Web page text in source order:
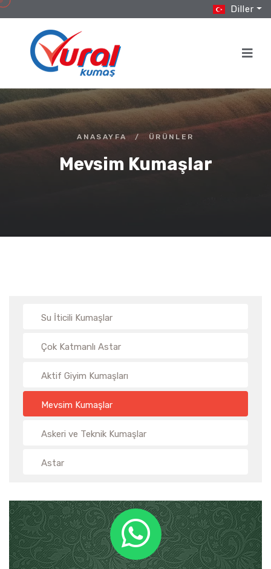
Diller
ANASAYFA / ÜRÜNLER
Mevsim Kumaşlar
Su İticili Kumaşlar
Çok Katmanlı Astar
Aktif Giyim Kumaşları
Mevsim Kumaşlar
Askeri ve Teknik Kumaşlar
Astar